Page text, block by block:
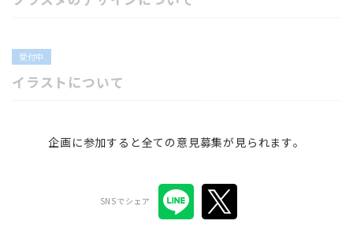
受付中
イラストについて
企画に参加すると全ての意見募集が見られます。
SNSでシェア